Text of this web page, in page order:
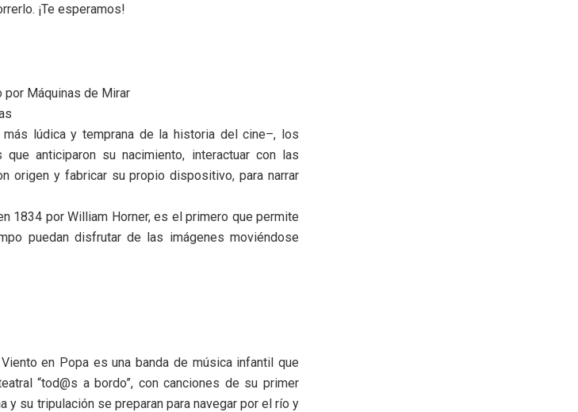
¡Te esperamos!
Máquinas de Mirar
lúdica y temprana de la historia del cine–, los
anticiparon su nacimiento, interactuar con las
origen y fabricar su propio dispositivo, para narrar
1834 por William Horner, es el primero que permite
puedan disfrutar de las imágenes moviéndose
en Popa es una banda de música infantil que
“tod@s a bordo”, con canciones de su primer
y su tripulación se preparan para navegar por el río y